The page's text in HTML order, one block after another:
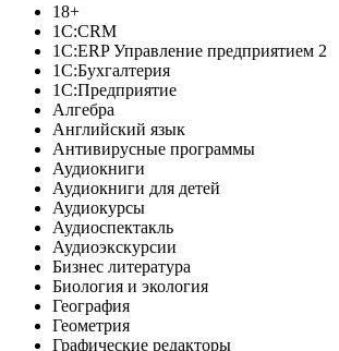
18+
1C:CRM
1С:ERP Управление предприятием 2
1С:Бухгалтерия
1С:Предприятие
Алгебра
Английский язык
Антивирусные программы
Аудиокниги
Аудиокниги для детей
Аудиокурсы
Аудиоспектакль
Аудиоэкскурсии
Бизнес литература
Биология и экология
География
Геометрия
Графические редакторы